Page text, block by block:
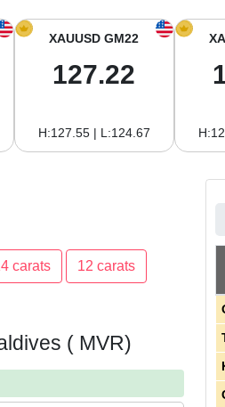
XAUUSD GM22
127.22
H:127.55 | L:124.67
carats 12 carats
( MVR)